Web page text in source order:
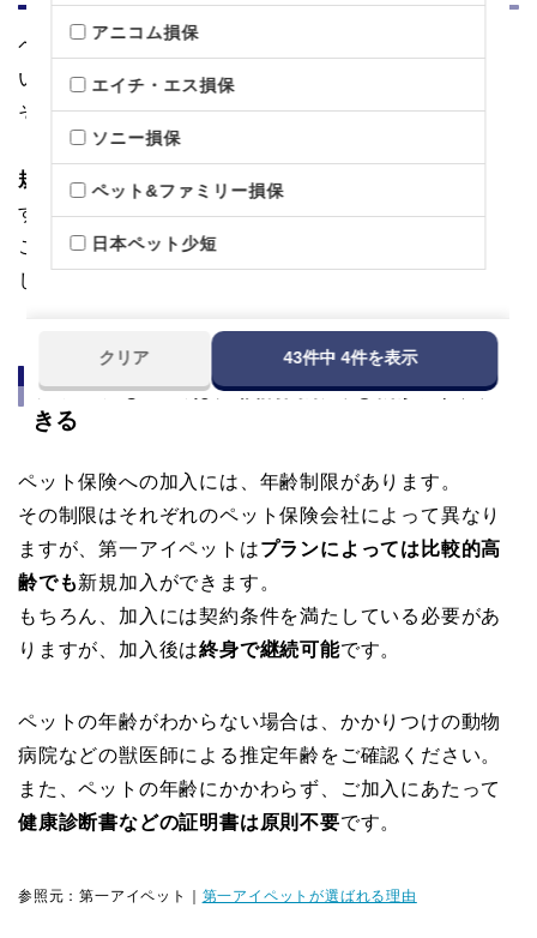
アニコム損保
エイチ・エス損保
ソニー損保
ペット&ファミリー損保
日本ペット少短
クリア 43件中 4件を表示
ペット保険では、さまざまな項目で制限が設けられて
います。
その制限はペット保険会社によって異なりますが、
「うちの子」ではプランによっては比較的高齢でも新
規加入できる
待機期間がない
す。
ここでは、加入年齢と待機期間について詳しくご紹介
します。
プランによっては比較的高齢でも新規加入で
きる
ペット保険への加入には、年齢制限があります。
その制限はそれぞれのペット保険会社によって異なり
ますが、第一アイペットはプランによっては比較的高
齢でも新規加入ができます。
もちろん、加入には契約条件を満たしている必要があ
りますが、加入後は終身で継続可能です。
ペットの年齢がわからない場合は、かかりつけの動物
病院などの獣医師による推定年齢をご確認ください。
また、ペットの年齢にかかわらず、ご加入にあたって
健康診断書などの証明書は原則不要です。
参照元：第一アイペット｜ 第一アイペットが選ばれる理由